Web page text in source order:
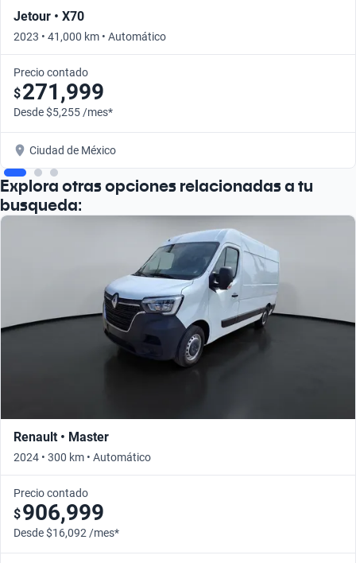
Jetour • X70
2023 • 41,000 km • Automático
Precio contado
$271,999
Desde $5,255 /mes*
Ciudad de México
Explora otras opciones relacionadas a tu
busqueda:
Renault • Master
2024 • 300 km • Automático
Precio contado
$906,999
Desde $16,092 /mes*